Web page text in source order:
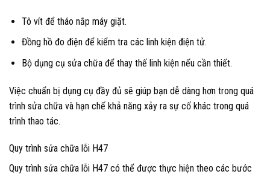
Tô vít để tháo nắp máy giặt.
Đồng hồ đo điện để kiểm tra các linh kiện điện tử.
Bộ dụng cụ sửa chữa để thay thế linh kiện nếu cần thiết.
Việc chuẩn bị dụng cụ đầy đủ sẽ giúp bạn dễ dàng hơn trong quá
trình sửa chữa và hạn chế khả năng xảy ra sự cố khác trong quá
trình thao tác.
Quy trình sửa chữa lỗi H47
Quy trình sửa chữa lỗi H47 có thể được thực hiện theo các bước